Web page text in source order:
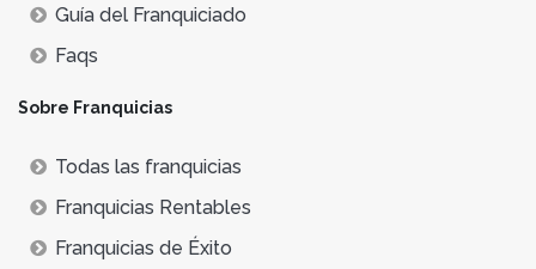
Guía del Franquiciado
Faqs
Sobre Franquicias
Todas las franquicias
Franquicias Rentables
Franquicias de Éxito